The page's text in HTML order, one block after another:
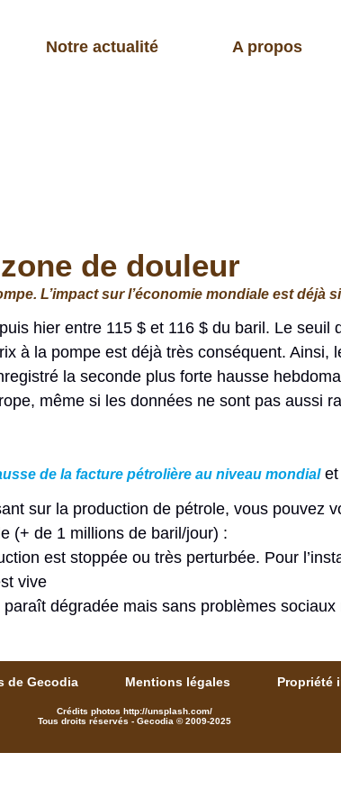
Notre actualité A propos
de douleur
L’impact sur l’économie mondiale est déjà
hier entre 115 $ et 116 $ du baril. Le seuil
à la pompe est déjà très conséquent. Ainsi,
la seconde plus forte hausse
même si les données ne sont pas aussi
de la facture pétrolière au niveau mondialet
sur la production de pétrole, vous pouvez
(+ de 1 millions de baril/jour) :
est stoppée ou très perturbée. Pour
vive
dégradée mais sans problèmes
de Gecodia Mentions légales Propriété
Crédits photos http://unsplash.com/
Tous droits réservés - Gecodia © 2009-2025